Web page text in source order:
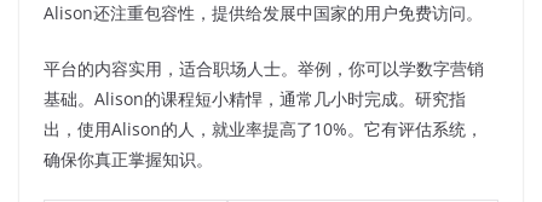
Alison还注重包容性，提供给发展中国家的用户免费访问。
平台的内容实用，适合职场人士。举例，你可以学数字营销
基础。Alison的课程短小精悍，通常几小时完成。研究指
出，使用Alison的人，就业率提高了10%。它有评估系统，
确保你真正掌握知识。